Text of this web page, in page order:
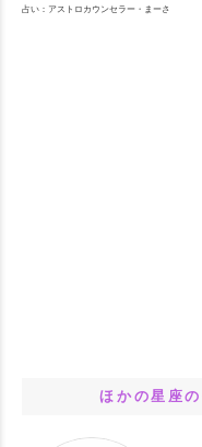
占い：アストロカウンセラー・まーさ
ほかの星座